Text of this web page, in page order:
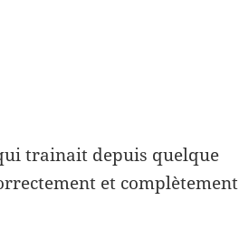
trainait depuis quelque
et complètement